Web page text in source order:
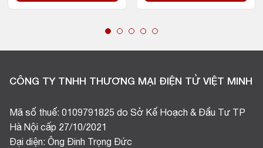
CÔNG TY TNHH THƯƠNG MẠI ĐIỆN TỬ VIỆT MINH
Mã số thuế: 0109791825 do Sở Kế Hoạch & Đầu Tư TP
Hà Nội cấp 27/10/2021
Đại diện: Ông Đinh Trọng Đức